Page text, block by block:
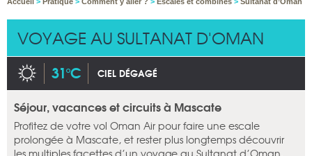
VOYAGE AU SULTANAT D'OMAN
31°C CIEL DÉGAGÉ
Séjour, vacances et circuits à Mascate
Profitez de votre vol Oman Air pour faire une escale
prolongée à Mascate, et rester plus longtemps découvrir